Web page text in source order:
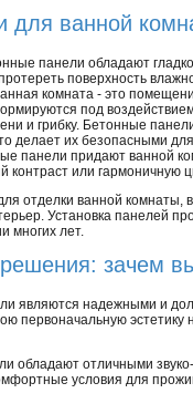
для ванной
панели обладают
поверхность
комната - это
под
и грибку. Бетонные
делает их безопасными
панели придают ванной
контраст или гармоничную
отделки ванной комнаты,
Установка панелей
многих лет.
зачем
являются надежными и
первоначальную
обладают отличными
условия для